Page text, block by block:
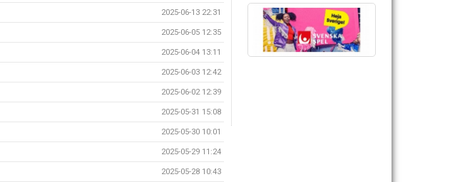
2025-06-13 22:31
2025-06-05 12:35
2025-06-04 13:11
2025-06-03 12:42
2025-06-02 12:39
2025-05-31 15:08
2025-05-30 10:01
2025-05-29 11:24
2025-05-28 10:43